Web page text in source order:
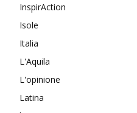
InspirAction
Isole
Italia
L'Aquila
L'opinione
Latina